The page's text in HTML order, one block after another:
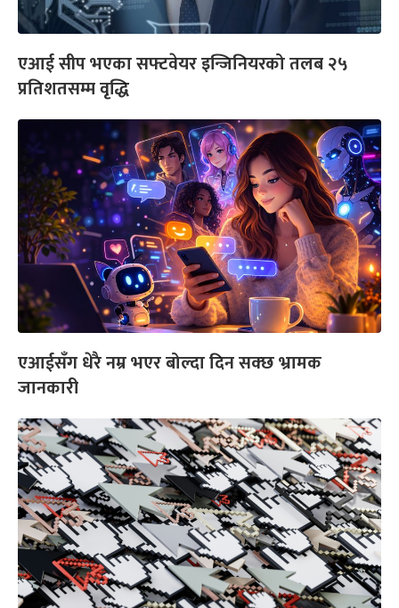
एआई सीप भएका सफ्टवेयर इन्जिनियरको तलब २५
प्रतिशतसम्म वृद्धि
एआईसँग धेरै नम्र भएर बोल्दा दिन सक्छ भ्रामक
जानकारी